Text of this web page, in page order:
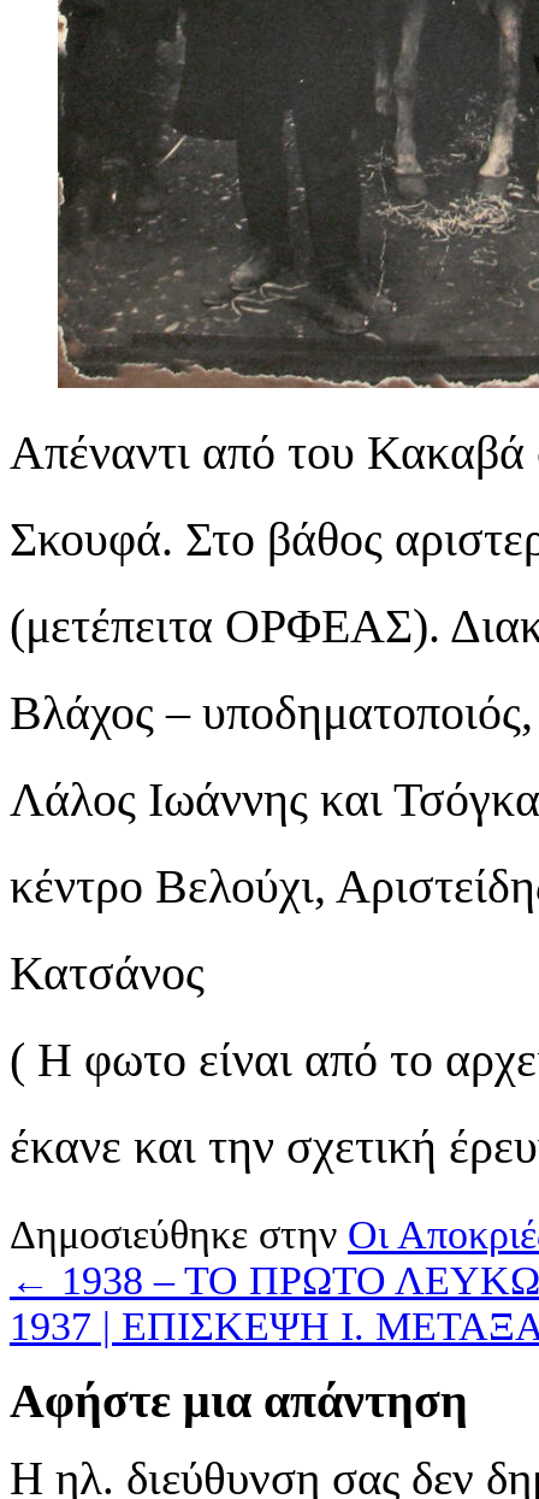
Απέναντι από του
Σκουφά. Στο βάθος
(μετέπειτα ΟΡΦΕΑΣ).
Βλάχος –
Λάλος Ιωάννης και
κέντρο Βελούχι,
Κατσάνος
( Η φωτο είναι από το
έκανε και την σχετική
Δημοσιεύθηκε στην Οι
← 1938 – ΤΟ ΠΡΩΤΟ
1937 | ΕΠΙΣΚΕΨΗ Ι.
Αφήστε μια απάντηση
Η ηλ. διεύθυνση σας δεν